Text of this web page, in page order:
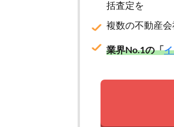
括査定を
複数の不動産
業界No.1の「